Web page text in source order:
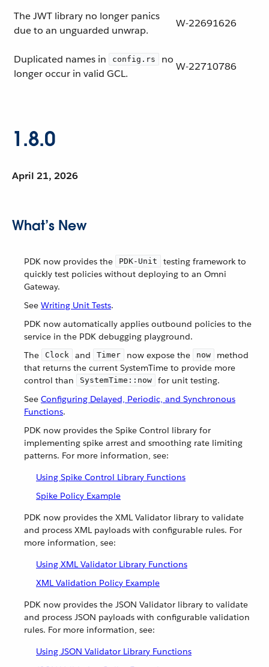
The JWT library no longer panics
due to an unguarded unwrap.
W-22691626
Duplicated names in config.rs
no
longer occur in valid GCL.
W-22710786
1.8.0
April 21, 2026
What’s New
PDK now provides the PDK-Unit
testing framework to
quickly test policies without deploying to an Omni
Gateway.
See Writing Unit Tests.
PDK now automatically applies outbound policies to the
service in the PDK debugging playground.
The
Clock and Timer now expose the now
method
that returns the current SystemTime to provide more
control than
SystemTime::now
for unit testing.
See Configuring Delayed, Periodic, and Synchronous
Functions.
PDK now provides the Spike Control library for
implementing spike arrest and smoothing rate limiting
patterns. For more information, see:
Using Spike Control Library Functions
Spike Policy Example
PDK now provides the XML Validator library to validate
and process XML payloads with configurable rules. For
more information, see:
Using XML Validator Library Functions
XML Validation Policy Example
PDK now provides the JSON Validator library to validate
and process JSON payloads with configurable validation
rules. For more information, see:
Using JSON Validator Library Functions